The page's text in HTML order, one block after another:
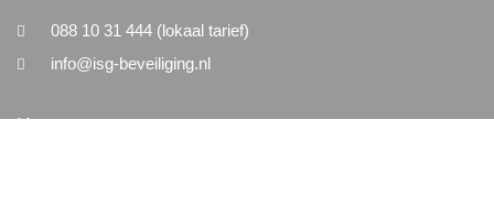
088 10 31 444 (lokaal tarief)
info@isg-beveiliging.nl
Menu